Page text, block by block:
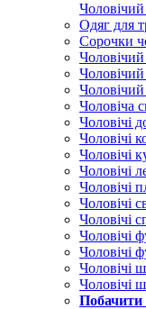
Чоловічий
Одяг для
Сорочки
Чоловічий
Чоловіча
Чоловічі
Чоловічі
Чоловічі
Чоловічі
Чоловічі
Чоловічі
Чоловічі
Чоловічі
Чоловічі
Чоловічі
Чоловічі
Побачити